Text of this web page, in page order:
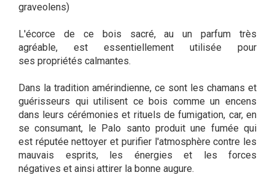
graveolens)
L'écorce de ce bois sacré, au un parfum très
agréable, est essentiellement utilisée pour
ses propriétés calmantes.
Dans la tradition amérindienne, ce sont les chamans et
guérisseurs qui utilisent ce bois comme un encens
dans leurs cérémonies et rituels de fumigation, car, en
se consumant, le Palo santo produit une fumée qui
est réputée nettoyer et purifier l'atmosphère contre les
mauvais esprits, les énergies et les forces
négatives et ainsi attirer la bonne augure.